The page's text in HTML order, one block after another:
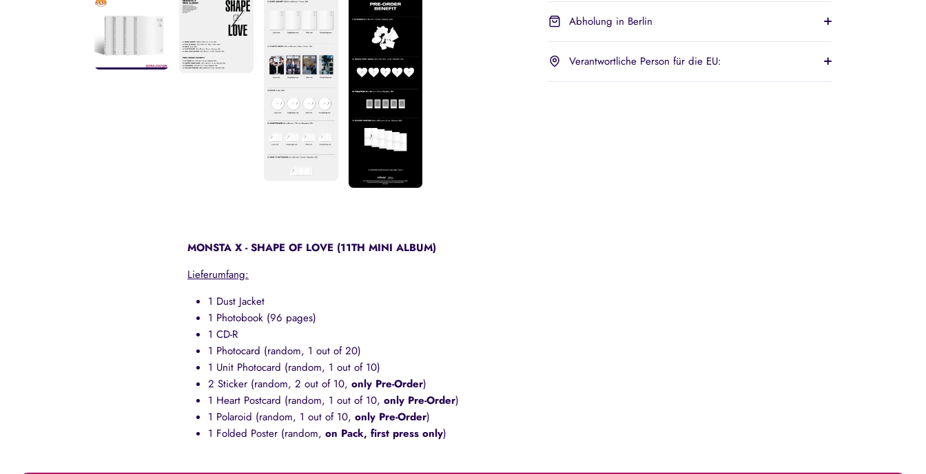
Abholung in Berlin
Verantwortliche Person für die EU:
MONSTA X - SHAPE OF LOVE (11TH MINI ALBUM)
Lieferumfang:
1 Dust Jacket
1 Photobook (96 pages)
1 CD-R
1 Photocard (random, 1 out of 20)
1 Unit Photocard (random, 1 out of 10)
2 Sticker (random, 2 out of 10, only Pre-Order)
1 Heart Postcard (random, 1 out of 10, only Pre-Order)
1 Polaroid (random, 1 out of 10, only Pre-Order)
1 Folded Poster (random, on Pack, first press only)